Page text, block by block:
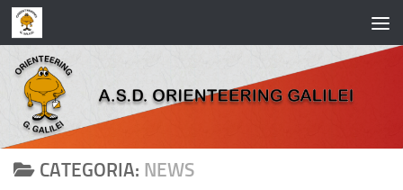
Salta al contenuto
CATEGORIA: NEWS